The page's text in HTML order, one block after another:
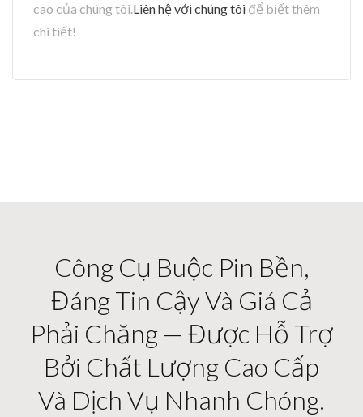
cao của chúng tôi.Liên hệ với chúng tôi để biết thêm
chi tiết!
Công Cụ Buộc Pin Bền,
Đáng Tin Cậy Và Giá Cả
Phải Chăng — Được Hỗ Trợ
Bởi Chất Lượng Cao Cấp
Và Dịch Vụ Nhanh Chóng.